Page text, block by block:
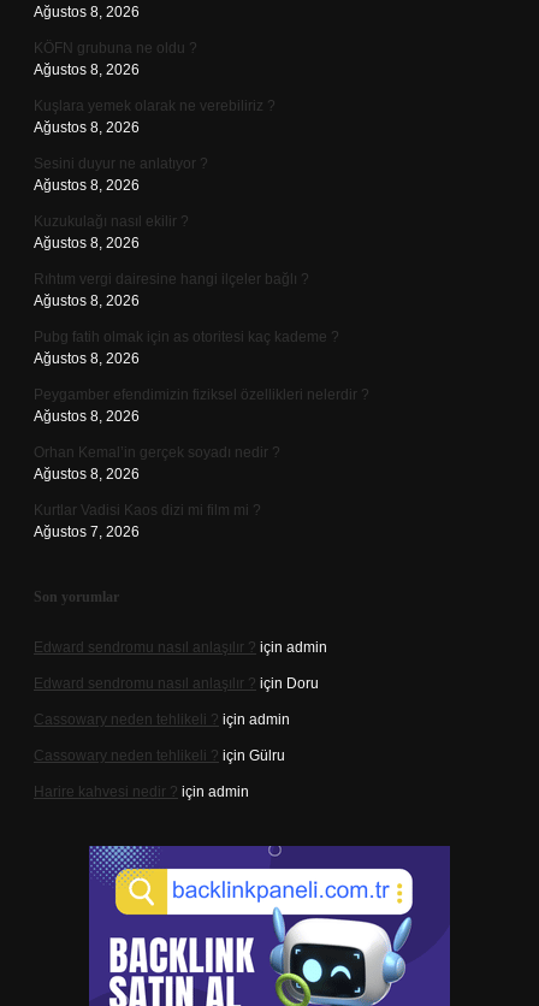
Ağustos 8, 2026
KÖFN grubuna ne oldu ?
Ağustos 8, 2026
Kuşlara yemek olarak ne verebiliriz ?
Ağustos 8, 2026
Sesini duyur ne anlatıyor ?
Ağustos 8, 2026
Kuzukulağı nasıl ekilir ?
Ağustos 8, 2026
Rıhtım vergi dairesine hangi ilçeler bağlı ?
Ağustos 8, 2026
Pubg fatih olmak için as otoritesi kaç kademe ?
Ağustos 8, 2026
Peygamber efendimizin fiziksel özellikleri nelerdir ?
Ağustos 8, 2026
Orhan Kemal’in gerçek soyadı nedir ?
Ağustos 8, 2026
Kurtlar Vadisi Kaos dizi mi film mi ?
Ağustos 7, 2026
Son yorumlar
Edward sendromu nasıl anlaşılır ? için admin
Edward sendromu nasıl anlaşılır ? için Doru
Cassowary neden tehlikeli ? için admin
Cassowary neden tehlikeli ? için Gülru
Harire kahvesi nedir ? için admin